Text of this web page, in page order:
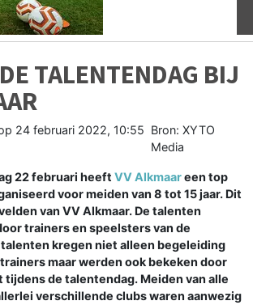
TALENTENDAG BIJ
24 februari 2022, 10:55 Bron: XYTO
Media
22 februari heeft VV Alkmaareen top
voor meiden van 8 tot 15 jaar. Dit
van VV Alkmaar. De talenten
trainers en speelsters van de
kregen niet alleen begeleiding
maar werden ook bekeken door
de talentendag. Meiden van alle
verschillende clubs waren aanwezig